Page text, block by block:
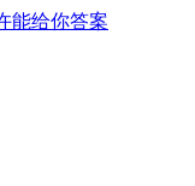
能给你答案